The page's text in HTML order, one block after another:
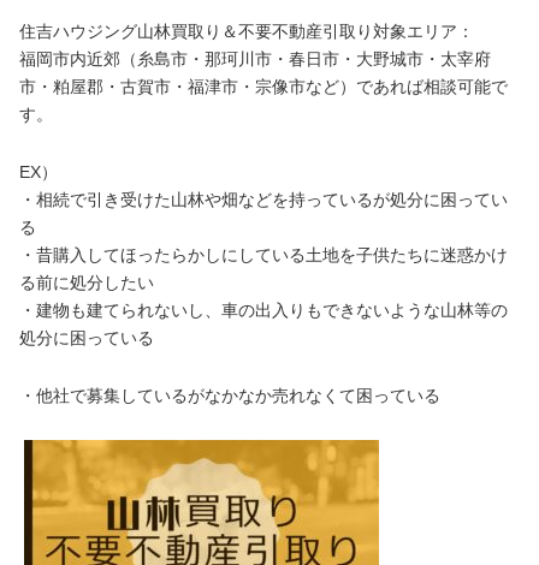
住吉ハウジング山林買取り＆不要不動産引取り対象エリア：
福岡市内近郊（糸島市・那珂川市・春日市・大野城市・太宰府
市・粕屋郡・古賀市・福津市・宗像市など）であれば相談可能で
す。
EX）
・相続で引き受けた山林や畑などを持っているが処分に困ってい
る
・昔購入してほったらかしにしている土地を子供たちに迷惑かけ
る前に処分したい
・建物も建てられないし、車の出入りもできないような山林等の
処分に困っている
・他社で募集しているがなかなか売れなくて困っている